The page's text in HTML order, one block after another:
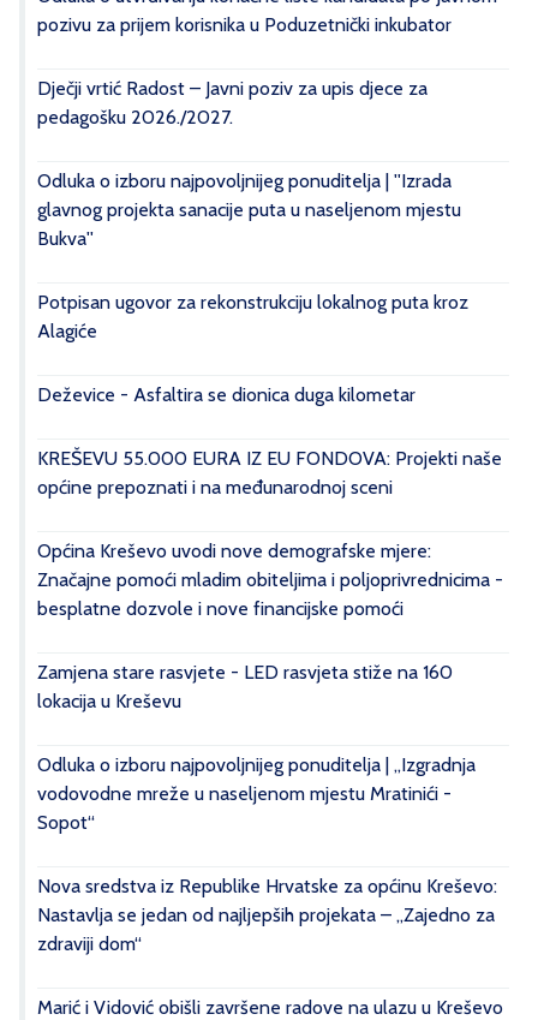
pozivu za prijem korisnika u Poduzetnički inkubator
Dječji vrtić Radost – Javni poziv za upis djece za
pedagošku 2026./2027.
Odluka o izboru najpovoljnijeg ponuditelja | ''Izrada
glavnog projekta sanacije puta u naseljenom mjestu
Bukva''
Potpisan ugovor za rekonstrukciju lokalnog puta kroz
Alagiće
Deževice - Asfaltira se dionica duga kilometar
KREŠEVU 55.000 EURA IZ EU FONDOVA: Projekti naše
općine prepoznati i na međunarodnoj sceni
Općina Kreševo uvodi nove demografske mjere:
Značajne pomoći mladim obiteljima i poljoprivrednicima -
besplatne dozvole i nove financijske pomoći
Zamjena stare rasvjete - LED rasvjeta stiže na 160
lokacija u Kreševu
Odluka o izboru najpovoljnijeg ponuditelja | „Izgradnja
vodovodne mreže u naseljenom mjestu Mratinići -
Sopot“
Nova sredstva iz Republike Hrvatske za općinu Kreševo:
Nastavlja se jedan od najljepših projekata – „Zajedno za
zdraviji dom“
Marić i Vidović obišli završene radove na ulazu u Kreševo